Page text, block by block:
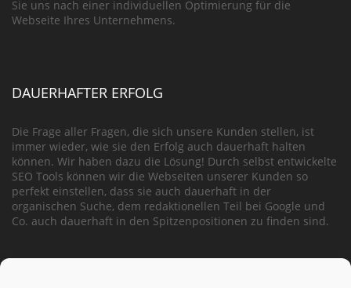
Sie uns nach einer individuellen Optimierung für die
Webseite Ihres Unternehmens.
DAUERHAFTER ERFOLG
Die Frage aller Fragen, die sich unsere Kunden stellen, ist
immer wieder, wie sie den Erfolg auch dauerhaft halten
können. Wir haben dazu die Lösung! Durch selbst entwickelte
SEO Tools können wir die Webseiten unserer Kunden so
perfekt einstellen, dass sie auch dauerhaft in der
organischen Suche, dem redaktionellen Teil bei Google und
Co. auch dauerhaft in den Spitzenpositionen zu finden sind.